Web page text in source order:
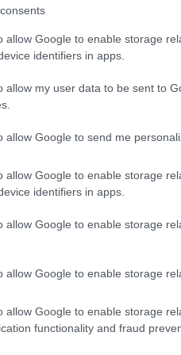
allow Google to enable storage
identifiers in apps.
allow my user data to be sent to
allow Google to send me
allow Google to enable storage
identifiers in apps.
allow Google to enable storage
allow Google to enable storage
allow Google to enable storage
functionality and fraud
la maggior parte della
di Londra e la
importanti
in antologie e
Sopra Le Righe si tinge
ospitando un volto
romanzo che dipana la
ai giorni nostri, una
ognuna per motivi
la critica letteraria
dott.ssa Maria
del Comune di Telti,
Regione Sardegna.